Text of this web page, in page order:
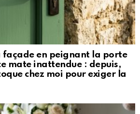
façade en peignant la porte
mate inattendue : depuis,
chez moi pour exiger la